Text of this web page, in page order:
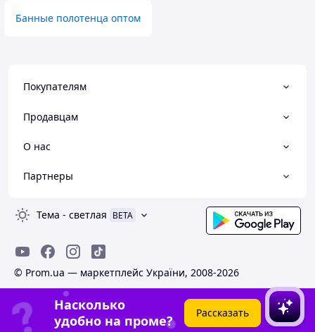
Банные полотенца оптом
Покупателям
Продавцам
О нас
Партнеры
Тема - светлая BETA
© Prom.ua — маркетплейс України, 2008-2026
Насколько
удобно на проме?
Рассказать